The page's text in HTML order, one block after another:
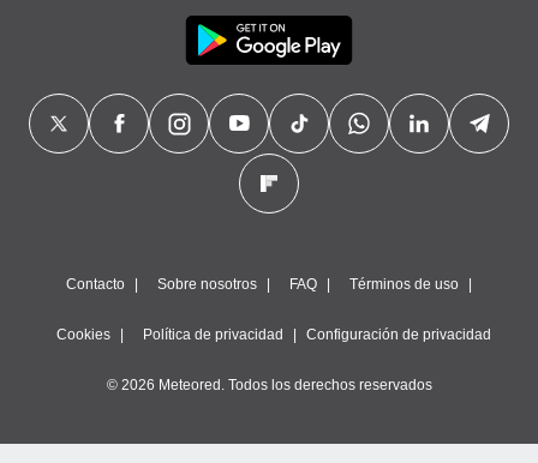
Contacto Sobre nosotros FAQ Términos de uso
Cookies Política de privacidad Configuración de privacidad
© 2026 Meteored. Todos los derechos reservados